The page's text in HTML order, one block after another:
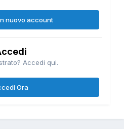
nuovo account
Accedi qui.
Ora